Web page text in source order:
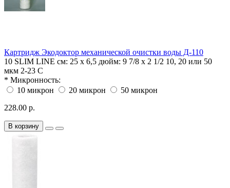
Картридж Экодоктор механической очистки воды Д-110
10 SLIM LINE см: 25 х 6,5 дюйм: 9 7/8 x 2 1/2 10, 20 или 50
мкм 2-23 С
* Микронность:
10 микрон
20 микрон
50 микрон
228.00 р.
В корзину